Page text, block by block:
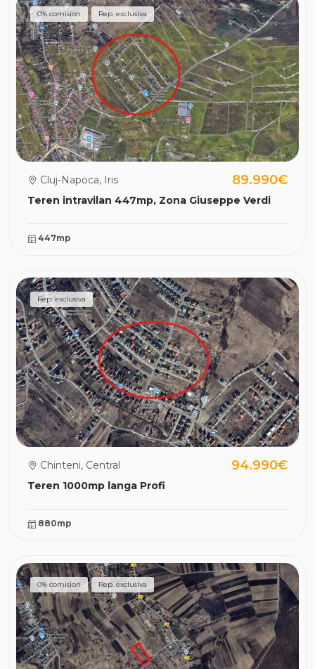
0% comision Rep. exclusiva
Teren intravilan 447mp, Zona Giuseppe Verdi
Cluj-Napoca, Iris 89.990€
447mp
Rep. exclusiva
Teren 1000mp langa Profi
Chinteni, Central 94.990€
880mp
0% comision Rep. exclusiva